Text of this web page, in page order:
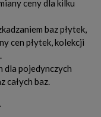
ceny dla kilku
baz płytek,
cen płytek, kolekcji
dla pojedynczych
całych baz.